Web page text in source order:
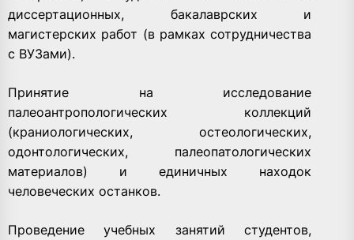
диссертационных, бакалаврских и
магистерских работ (в рамках сотрудничества
с ВУЗами).
Принятие на исследование
палеоантропологических коллекций
(краниологических, остеологических,
одонтологических, палеопатологических
материалов) и единичных находок
человеческих останков.
Проведение учебных занятий студентов,